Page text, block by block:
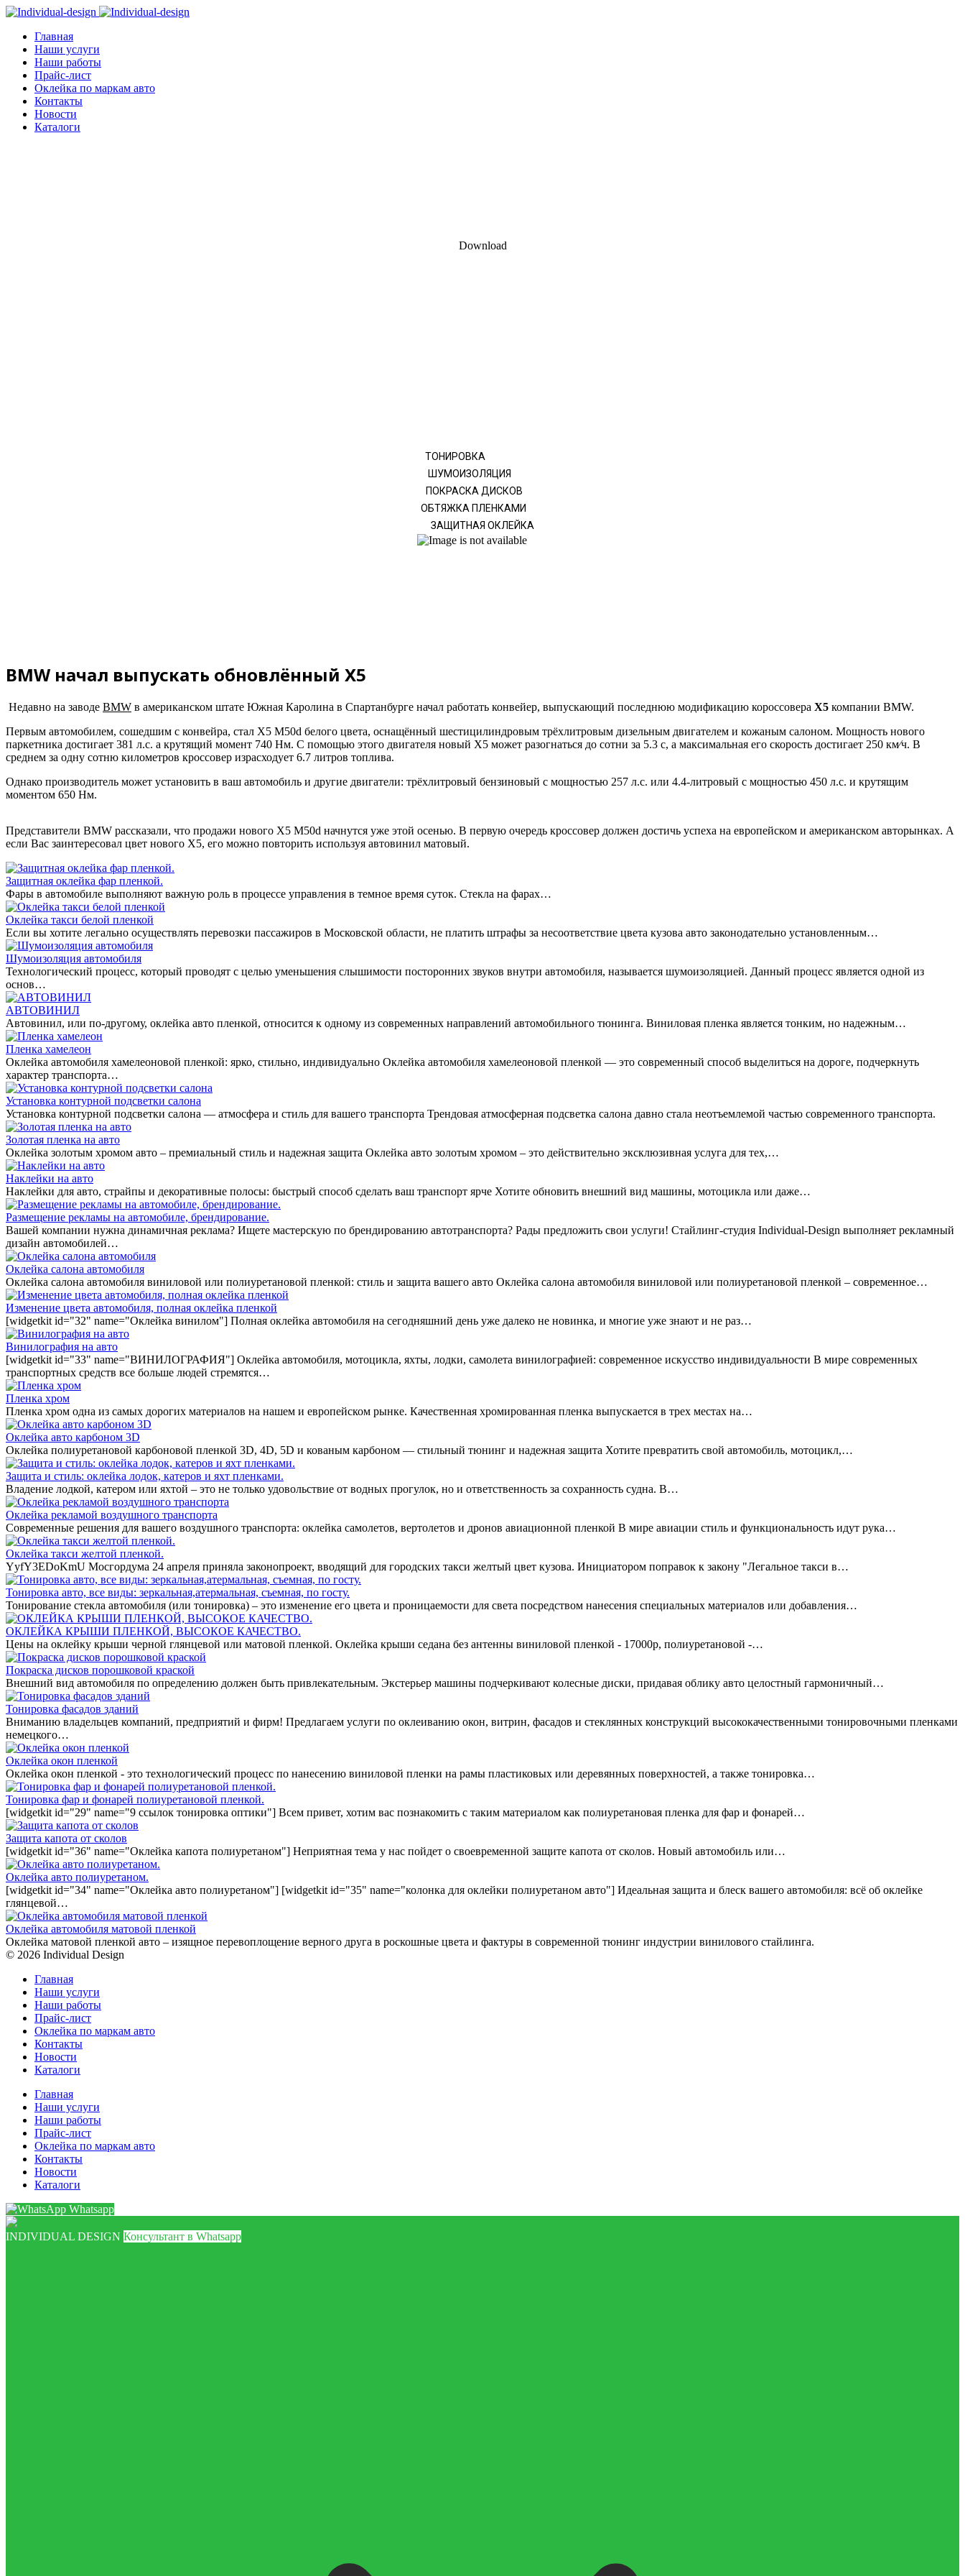
Главная
Наши услуги
Наши работы
Прайс-лист
Оклейка по маркам авто
Контакты
Новости
Каталоги
Download
ТОНИРОВКА
ШУМОИЗОЛЯЦИЯ
ПОКРАСКА ДИСКОВ
ОБТЯЖКА ПЛЕНКАМИ
ЗАЩИТНАЯ ОКЛЕЙКА
BMW начал выпускать обновлённый X5
Недавно на заводе BMW в американском штате Южная Каролина в Спартанбурге начал работать конвейер, выпускающий последнюю модификацию короссовера X5 компании BMW.
Первым автомобилем, сошедшим с конвейра, стал X5 M50d белого цвета, оснащённый шестицилиндровым трёхлитровым дизельным двигателем и кожаным салоном. Мощность нового
паркетника достигает 381 л.с. а крутящий момент 740 Нм. С помощью этого двигателя новый X5 может разогнаться до сотни за 5.3 с, а максимальная его скорость достигает 250 км∕ч. В
среднем за одну сотню километров кроссовер израсходует 6.7 литров топлива.
Однако производитель может установить в ваш автомобиль и другие двигатели: трёхлитровый бензиновый с мощностью 257 л.с. или 4.4-литровый с мощностью 450 л.с. и крутящим
моментом 650 Нм.
Представители BMW рассказали, что продажи нового X5 M50d начнутся уже этой осенью. В первую очередь кроссовер должен достичь успеха на европейском и американском авторынках. А
если Вас заинтересовал цвет нового X5, его можно повторить используя автовинил матовый.
Защитная оклейка фар пленкой.
Фары в автомобиле выполняют важную роль в процессе управления в темное время суток. Стекла на фарах…
Оклейка такси белой пленкой
Если вы хотите легально осуществлять перевозки пассажиров в Московской области, не платить штрафы за несоответствие цвета кузова авто законодательно установленным…
Шумоизоляция автомобиля
Технологический процесс, который проводят с целью уменьшения слышимости посторонних звуков внутри автомобиля, называется шумоизоляцией. Данный процесс является одной из
основ…
АВТОВИНИЛ
Автовинил, или по-другому, оклейка авто пленкой, относится к одному из современных направлений автомобильного тюнинга. Виниловая пленка является тонким, но надежным…
Пленка хамелеон
Оклейка автомобиля хамелеоновой пленкой: ярко, стильно, индивидуально Оклейка автомобиля хамелеоновой пленкой — это современный способ выделиться на дороге, подчеркнуть
характер транспорта…
Установка контурной подсветки салона
Установка контурной подсветки салона — атмосфера и стиль для вашего транспорта Трендовая атмосферная подсветка салона давно стала неотъемлемой частью современного транспорта.
Золотая пленка на авто
Оклейка золотым хромом авто – премиальный стиль и надежная защита Оклейка авто золотым хромом – это действительно эксклюзивная услуга для тех,…
Наклейки на авто
Наклейки для авто, страйпы и декоративные полосы: быстрый способ сделать ваш транспорт ярче Хотите обновить внешний вид машины, мотоцикла или даже…
Размещение рекламы на автомобиле, брендирование.
Вашей компании нужна динамичная реклама? Ищете мастерскую по брендированию автотранспорта? Рады предложить свои услуги! Стайлинг-студия Individual-Design выполняет рекламный
дизайн автомобилей…
Оклейка салона автомобиля
Оклейка салона автомобиля виниловой или полиуретановой пленкой: стиль и защита вашего авто Оклейка салона автомобиля виниловой или полиуретановой пленкой – современное…
Изменение цвета автомобиля, полная оклейка пленкой
[widgetkit id="32" name="Оклейка винилом"] Полная оклейка автомобиля на сегодняшний день уже далеко не новинка, и многие уже знают и не раз…
Винилография на авто
[widgetkit id="33" name="ВИНИЛОГРАФИЯ"] Оклейка автомобиля, мотоцикла, яхты, лодки, самолета винилографией: современное искусство индивидуальности В мире современных
транспортных средств все больше людей стремятся…
Пленка хром
Пленка хром одна из самых дорогих материалов на нашем и европейском рынке. Качественная хромированная пленка выпускается в трех местах на…
Оклейка авто карбоном 3D
Оклейка полиуретановой карбоновой пленкой 3D, 4D, 5D и кованым карбоном — стильный тюнинг и надежная защита Хотите превратить свой автомобиль, мотоцикл,…
Защита и стиль: оклейка лодок, катеров и яхт пленками.
Владение лодкой, катером или яхтой – это не только удовольствие от водных прогулок, но и ответственность за сохранность судна. В…
Оклейка рекламой воздушного транспорта
Современные решения для вашего воздушного транспорта: оклейка самолетов, вертолетов и дронов авиационной пленкой В мире авиации стиль и функциональность идут рука…
Оклейка такси желтой пленкой.
YyfY3EDoKmU Мосгордума 24 апреля приняла законопроект, вводящий для городских такси желтый цвет кузова. Инициатором поправок к закону "Легальное такси в…
Тонировка авто, все виды: зеркальная,атермальная, съемная, по госту.
Тонирование стекла автомобиля (или тонировка) – это изменение его цвета и проницаемости для света посредством нанесения специальных материалов или добавления…
ОКЛЕЙКА КРЫШИ ПЛЕНКОЙ, ВЫСОКОЕ КАЧЕСТВО.
Цены на оклейку крыши черной глянцевой или матовой пленкой. Оклейка крыши седана без антенны виниловой пленкой - 17000р, полиуретановой -…
Покраска дисков порошковой краской
Внешний вид автомобиля по определению должен быть привлекательным. Экстерьер машины подчеркивают колесные диски, придавая облику авто целостный гармоничный…
Тонировка фасадов зданий
Вниманию владельцев компаний, предприятий и фирм! Предлагаем услуги по оклеиванию окон, витрин, фасадов и стеклянных конструкций высококачественными тонировочными пленками
немецкого…
Оклейка окон пленкой
Оклейка окон пленкой - это технологический процесс по нанесению виниловой пленки на рамы пластиковых или деревянных поверхностей, а также тонировка…
Тонировка фар и фонарей полиуретановой пленкой.
[widgetkit id="29" name="9 ссылок тонировка оптики"] Всем привет, хотим вас познакомить с таким материалом как полиуретановая пленка для фар и фонарей…
Защита капота от сколов
[widgetkit id="36" name="Оклейка капота полиуретаном"] Неприятная тема у нас пойдет о своевременной защите капота от сколов. Новый автомобиль или…
Оклейка авто полиуретаном.
[widgetkit id="34" name="Оклейка авто полиуретаном"] [widgetkit id="35" name="колонка для оклейки полиуретаном авто"] Идеальная защита и блеск вашего автомобиля: всё об оклейке
глянцевой…
Оклейка автомобиля матовой пленкой
Оклейка матовой пленкой авто – изящное перевоплощение верного друга в роскошные цвета и фактуры в современной тюнинг индустрии винилового стайлинга.
© 2026 Individual Design
Главная
Наши услуги
Наши работы
Прайс-лист
Оклейка по маркам авто
Контакты
Новости
Каталоги
Главная
Наши услуги
Наши работы
Прайс-лист
Оклейка по маркам авто
Контакты
Новости
Каталоги
Whatsapp
INDIVIDUAL DESIGN Консультант в Whatsapp